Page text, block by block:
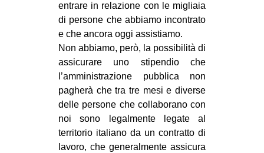
entrare in relazione con le migliaia
di persone che abbiamo incontrato
e che ancora oggi assistiamo.
Non abbiamo, però, la possibilità di
assicurare uno stipendio che
l’amministrazione pubblica non
pagherà che tra tre mesi e diverse
delle persone che collaborano con
noi sono legalmente legate al
territorio italiano da un contratto di
lavoro, che generalmente assicura